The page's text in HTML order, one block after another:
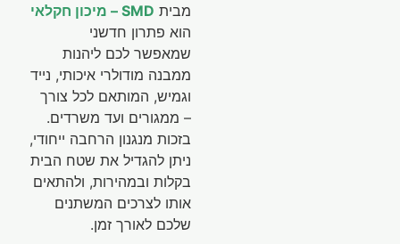
מבית SMD – מיכון חקלאי
הוא פתרון חדשני
שמאפשר לכם ליהנות
ממבנה מודולרי איכותי, נייד
וגמיש, המותאם לכל צורך
– ממגורים ועד משרדים.
בזכות מנגנון הרחבה ייחודי,
ניתן להגדיל את שטח הבית
בקלות ובמהירות, ולהתאים
אותו לצרכים המשתנים
שלכם לאורך זמן.